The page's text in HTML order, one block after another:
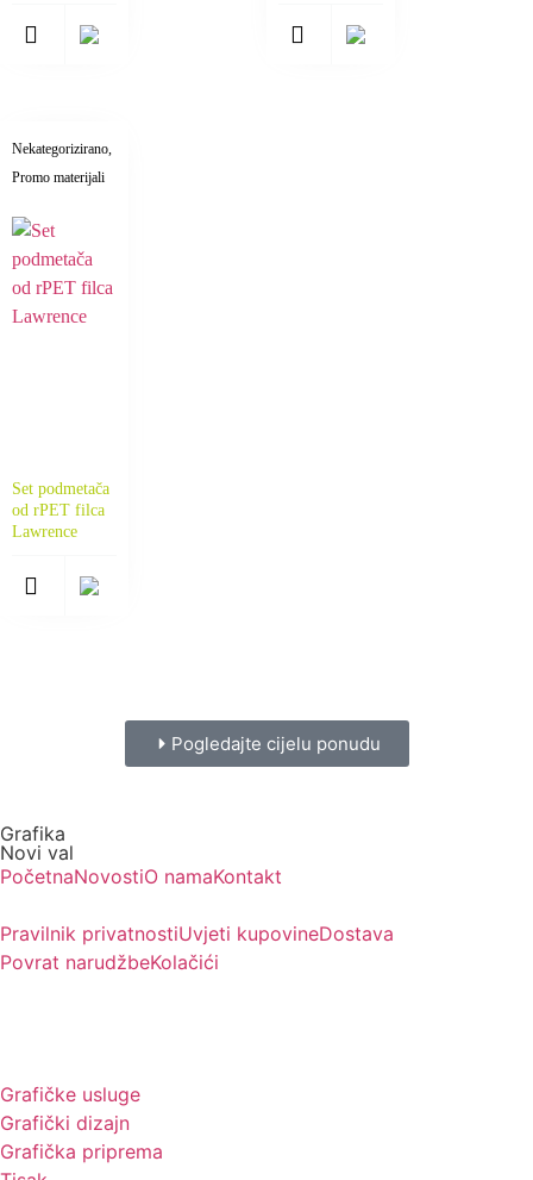
Nekategorizirano,
Promo materijali
Set podmetača
od rPET filca
Lawrence
Pogledajte cijelu ponudu
Grafika
Novi val
PočetnaNovostiO namaKontakt
Pravilnik privatnostiUvjeti kupovineDostava
Povrat narudžbeKolačići
Grafičke usluge
Grafički dizajn
Grafička priprema